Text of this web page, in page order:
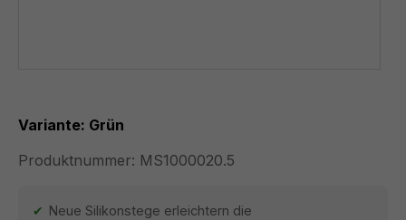
Variante: Grün
Produktnummer: MS1000020.5
Neue Silikonstege erleichtern die